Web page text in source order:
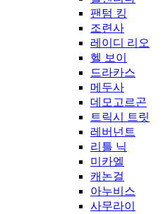
팬텀 킹
조련사
레이디 리오
헬 보이
드라카스
메두사
데모고르곤
트릭시 트릿
레버넌트
리틀 닉
미카엘
캐논걸
아누비스
사무라이